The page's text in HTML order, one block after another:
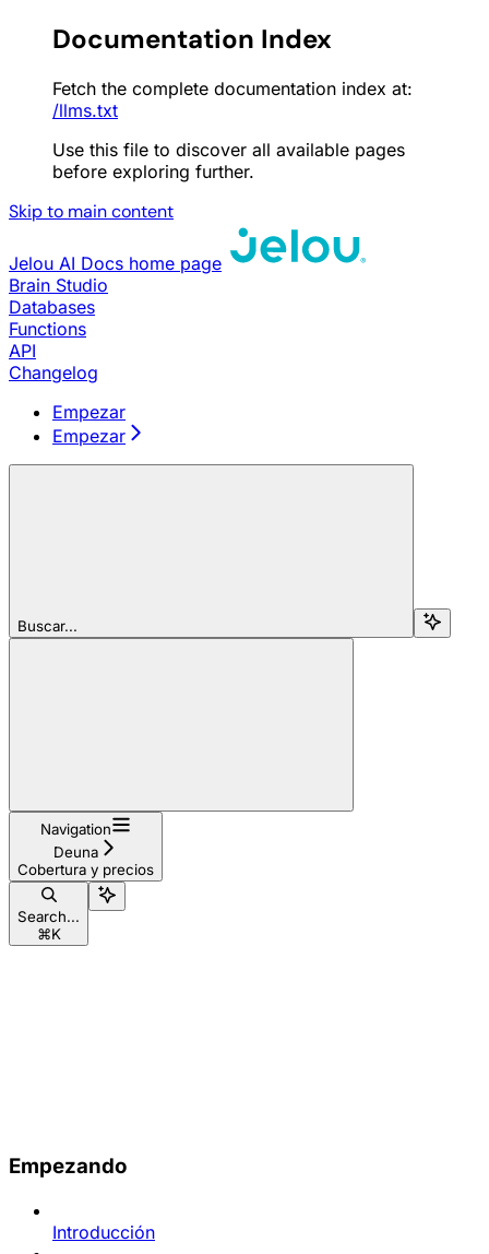
Documentation Index
Fetch the complete documentation index at:
/llms.txt
Use this file to discover all available pages
before exploring further.
Skip to main content
Jelou AI Docs home page
Brain Studio
Databases
Functions
API
Changelog
Empezar
Empezar
Buscar...
Navigation
Deuna
Cobertura y precios
Search...
⌘K
Empezando
Introducción